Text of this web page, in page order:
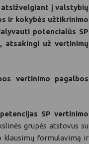
atsižvelgiant į valstybių
ir kokybės užtikrinimo
potencialūs SP
atsakingi už vertinimų
vertinimo pagalbos
SP vertinimo
grupės atstovus su
klausimų formulavimą ir